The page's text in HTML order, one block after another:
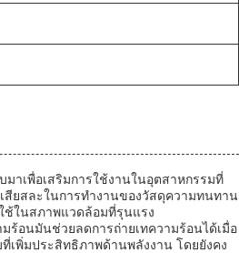
มาเพื่อเสริมการใช้งานในอุตสาหกรรมที่
สียสละในการทํางานของวัสดุความทนทาน
ช้ในสภาพแวดล้อมที่รุนแรง
ร้อนมันช่วยลดการถ่ายเทความร้อนได้เมื่อ
เพิ่มประสิทธิภาพด้านพลังงาน โดยยังคง